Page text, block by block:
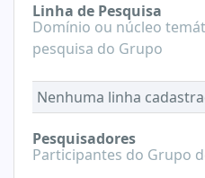
Linha de Pesquisa
Domínio ou núcleo
pesquisa do Grupo
Nenhuma linha
Pesquisadores
Participantes do Grupo